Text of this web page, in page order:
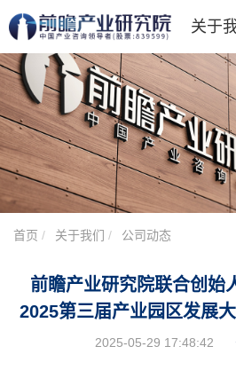
关于
首页 关于我们 公司动态
前瞻产业研究院联合创始
2025第三届产业园区发展
2025-05-29 17:48:42